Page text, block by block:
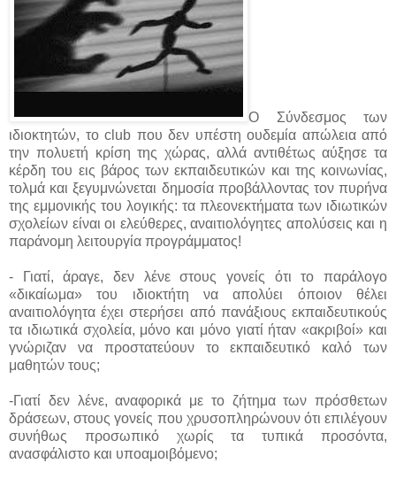
Ο Σύνδεσμος των
ιδιοκτητών, το club που δεν υπέστη ουδεμία απώλεια από
την πολυετή κρίση της χώρας, αλλά αντιθέτως αύξησε τα
κέρδη του εις βάρος των εκπαιδευτικών και της κοινωνίας,
τολμά και ξεγυμνώνεται δημοσία προβάλλοντας τον πυρήνα
της εμμονικής του λογικής: τα πλεονεκτήματα των ιδιωτικών
σχολείων είναι οι ελεύθερες, αναιτιολόγητες απολύσεις και η
παράνομη λειτουργία προγράμματος!
- Γιατί, άραγε, δεν λένε στους γονείς ότι το παράλογο
«δικαίωμα» του ιδιοκτήτη να απολύει όποιον θέλει
αναιτιολόγητα έχει στερήσει από πανάξιους εκπαιδευτικούς
τα ιδιωτικά σχολεία, μόνο και μόνο γιατί ήταν «ακριβοί» και
γνώριζαν να προστατεύουν το εκπαιδευτικό καλό των
μαθητών τους;
-Γιατί δεν λένε, αναφορικά με το ζήτημα των πρόσθετων
δράσεων, στους γονείς που χρυσοπληρώνουν ότι επιλέγουν
συνήθως προσωπικό χωρίς τα τυπικά προσόντα,
ανασφάλιστο και υποαμοιβόμενο;